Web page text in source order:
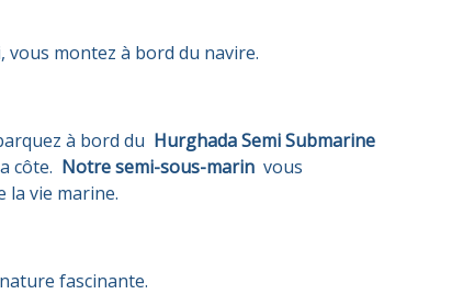
vous montez à bord du navire.
à bord du Hurghada Semi Submarine
côte. Notre semi-sous-marin vous
la vie marine.
fascinante.